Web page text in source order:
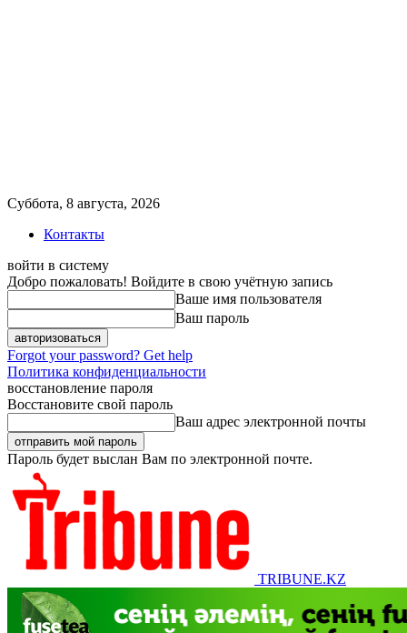
Суббота, 8 августа, 2026
Контакты
войти в систему
Добро пожаловать! Войдите в свою учётную запись
Ваше имя пользователя
Ваш пароль
Forgot your password? Get help
Политика конфиденциальности
восстановление пароля
Восстановите свой пароль
Ваш адрес электронной почты
Пароль будет выслан Вам по электронной почте.
TRIBUNE.KZ